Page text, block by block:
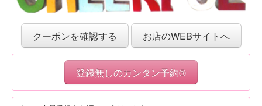
クーポンを確認する お店のWEBサイトへ
登録無しのカンタン予約®